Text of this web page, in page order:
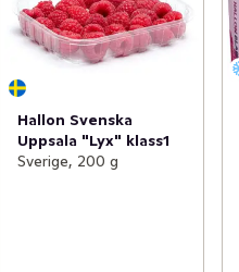
Hallon Svenska
Uppsala "Lyx" klass1
Sverige, 200 g